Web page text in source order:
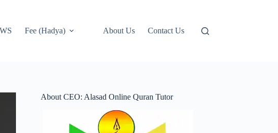
Fee (Hadya) About Us Contact Us
About CEO: Alasad Online Quran Tutor